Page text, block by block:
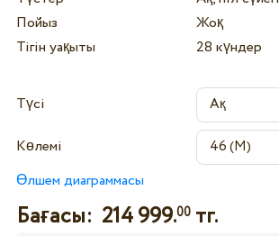
Пойыз
Жоқ
Тігін уақыты
28 күндер
Түсі
Көлемі
Өлшем диаграммасы
Бағасы: 214 999.00тг.